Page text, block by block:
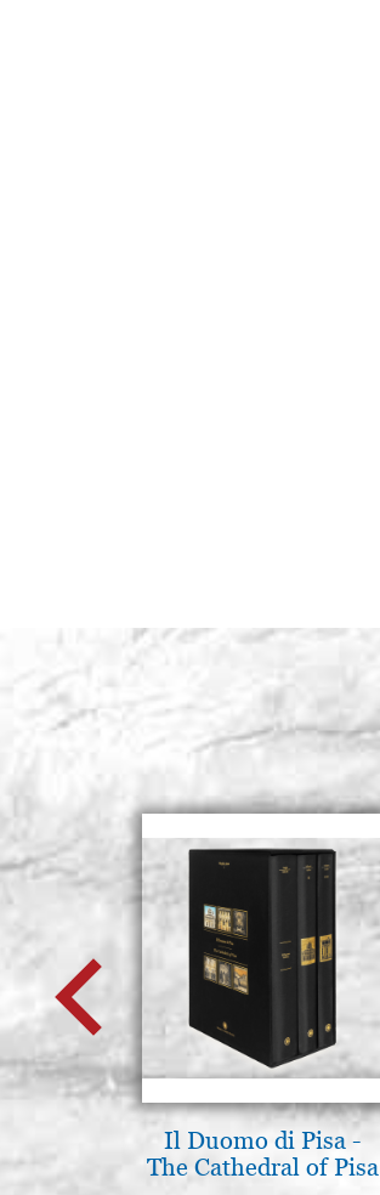
Il Duomo di Pisa -
The Cathedral of Pisa